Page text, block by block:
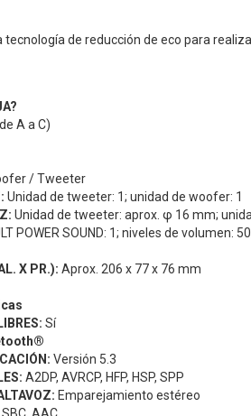
tecnología de reducción de eco para
A a C)
/ Tweeter
Unidad de tweeter: 1; unidad de woofer: 1
Unidad de tweeter: aprox. φ 16 mm;
POWER SOUND: 1; niveles de volumen:
X PR.): Aprox. 206 x 77 x 76 mm
Sí
Versión 5.3
A2DP, AVRCP, HFP, HSP, SPP
Emparejamiento estéreo